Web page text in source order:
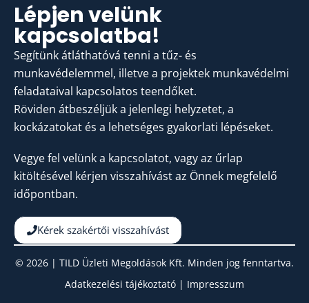
Lépjen velünk
kapcsolatba!
Segítünk átláthatóvá tenni a tűz- és
munkavédelemmel, illetve a projektek munkavédelmi
feladataival kapcsolatos teendőket.
Röviden átbeszéljük a jelenlegi helyzetet, a
kockázatokat és a lehetséges gyakorlati lépéseket.
Vegye fel velünk a kapcsolatot, vagy az űrlap
kitöltésével kérjen visszahívást az Önnek megfelelő
időpontban.
Kérek szakértői visszahívást
© 2026 | TILD Üzleti Megoldások Kft. Minden jog fenntartva.
Adatkezelési tájékoztató | Impresszum